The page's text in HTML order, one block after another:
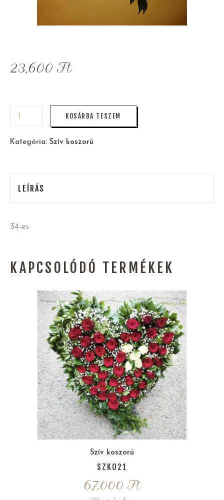
23,600 Ft
KOSÁRBA TESZEM
Kategória: Szív koszorú
LEÍRÁS
34-es
KAPCSOLÓDÓ TERMÉKEK
Szív koszorú
SZK021
67,000 Ft